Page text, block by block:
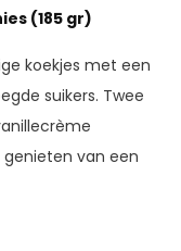
(185 gr)
koekjes met een
suikers. Twee
van een